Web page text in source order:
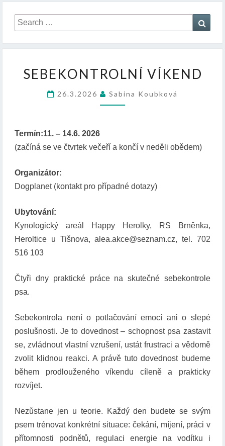
Search
for:
E
E
K
R
N
K
E
SEBEKONTROLNÍ VÍKEND
26.3.2026 Sabina Koubková
Termín:11. – 14.6. 2026
(začíná se ve čtvrtek večeří a končí v neděli obědem)
Organizátor:
Dogplanet (kontakt pro případné dotazy)
Ubytování:
Kynologický areál Happy Herolky, RS Brněnka,
Heroltice u Tišnova, alea.akce@seznam.cz, tel. 702
516 103
Čtyři dny praktické práce na skutečné sebekontrole
psa.
Sebekontrola není o potlačování emocí ani o slepé
poslušnosti. Je to dovednost – schopnost psa zastavit
se, zvládnout vlastní vzrušení, ustát frustraci a vědomě
zvolit klidnou reakci. A právě tuto dovednost budeme
během prodlouženého víkendu cíleně a prakticky
rozvíjet.
Nezůstane jen u teorie. Každý den budete se svým
psem trénovat konkrétní situace: čekání, míjení, práci v
přítomnosti podnětů, regulaci energie na vodítku i